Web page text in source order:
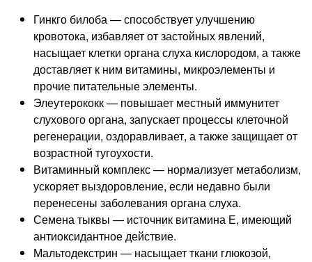
Гинкго билоба — способствует улучшению
кровотока, избавляет от застойных явлений,
насыщает клетки органа слуха кислородом, а также
доставляет к ним витамины, микроэлементы и
прочие питательные элементы.
Элеутерококк — повышает местный иммунитет
слухового органа, запускает процессы клеточной
регенерации, оздоравливает, а также защищает от
возрастной тугоухости.
Витаминный комплекс — нормализует метаболизм,
ускоряет выздоровление, если недавно были
перенесены заболевания органа слуха.
Семена тыквы — источник витамина Е, имеющий
антиоксидантное действие.
Мальтодекстрин — насыщает ткани глюкозой,